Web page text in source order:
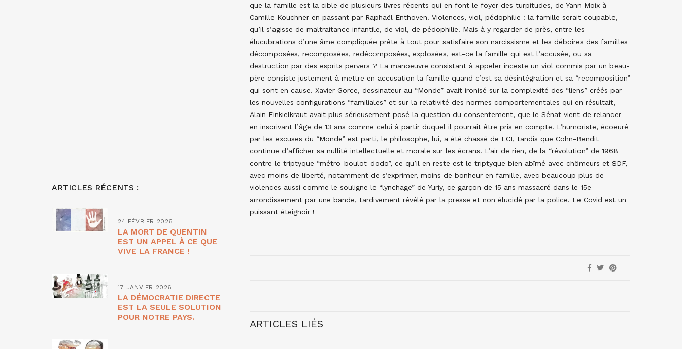
que la famille est la cible de plusieurs livres récents qui en font le foyer des turpitudes, de Yann Moix à
Camille Kouchner en passant par Raphaël Enthoven. Violences, viol, pédophilie : la famille serait coupable,
qu’il s’agisse de maltraitance infantile, de viol, de pédophilie. Mais à y regarder de près, entre les
élucubrations d’une âme compliquée prête à tout pour satisfaire son narcissisme et les déboires des familles
décomposées, recomposées, redécomposées, explosées, est-ce la famille qui est l’accusée, ou sa
destruction par des esprits pervers ? La manoeuvre consistant à appeler inceste un viol commis par un beau-
père consiste justement à mettre en accusation la famille quand c’est sa désintégration et sa “recomposition”
qui sont en cause. Xavier Gorce, dessinateur au “Monde” avait ironisé sur la complexité des “liens” créés par
les nouvelles configurations “familiales” et sur la relativité des normes comportementales qui en résultait,
Alain Finkielkraut avait plus sérieusement posé la question du consentement, que le Sénat vient de relancer
en inscrivant l’âge de 13 ans comme celui à partir duquel il pourrait être pris en compte. L’humoriste, écoeuré
par les excuses du “Monde” est parti, le philosophe, lui, a été chassé de LCI, tandis que Cohn-Bendit
continue d’afficher sa nullité intellectuelle et morale sur les écrans. L’air de rien, de la “révolution” de 1968
contre le triptyque “métro-boulot-dodo”, ce qu’il en reste est le triptyque bien abîmé avec chômeurs et SDF,
avec moins de liberté, notamment de s’exprimer, moins de bonheur en famille, avec beaucoup plus de
violences aussi comme le souligne le “lynchage” de Yuriy, ce garçon de 15 ans massacré dans le 15e
arrondissement par une bande, tardivement révélé par la presse et non élucidé par la police. Le Covid est un
puissant éteignoir !
ARTICLES LIÉS
ARTICLES RÉCENTS :
24 FÉVRIER 2026
LA MORT DE QUENTIN
EST UN APPEL À CE QUE
VIVE LA FRANCE !
17 JANVIER 2026
LA DÉMOCRATIE DIRECTE
EST LA SEULE SOLUTION
POUR NOTRE PAYS.